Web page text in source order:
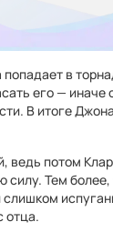
в
его —
В итоге
ведь потом
силу. Тем
отца.